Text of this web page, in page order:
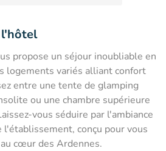
propose un séjour inoubliable en
logements variés alliant confort
entre une tente de glamping
ou une chambre supérieure
vous séduire par l'ambiance
conçu pour vous
cœur des Ardennes.